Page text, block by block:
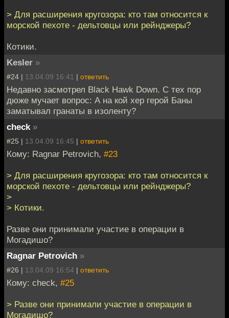
> Для расширения кругозора: кто там относится к
морской пехоте - дельтовцы или рейнджеры?
Котики.
Kesler »
#24 | 13.04.09 16:41 | ответить
Недавно засмотрел Black Hawk Down. С тех пор
дюже мучает вопрос: А на кой хер герой Баны
заматывал гранаты в изоленту?
check »
#25 | 13.04.09 16:45 | ответить
Кому: Ragnar Petrovich, #23
> Для расширения кругозора: кто там относится к
морской пехоте - дельтовцы или рейнджеры?
>
> Котики.
Разве они принимали участие в операции в
Могадишо?
Ragnar Petrovich »
#26 | 13.04.09 16:54 | ответить
Кому: check, #25
> Разве они принимали участие в операции в
Могадишо?